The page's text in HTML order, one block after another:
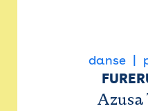
danse
Azusa